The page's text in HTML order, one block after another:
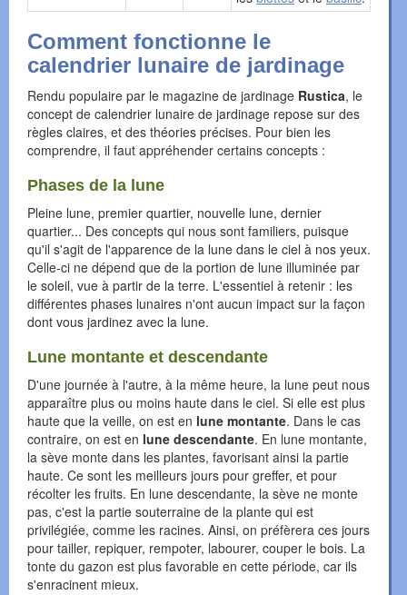
Comment fonctionne le
calendrier lunaire de jardinage
Rendu populaire par le magazine de jardinage Rustica, le
concept de calendrier lunaire de jardinage repose sur des
règles claires, et des théories précises. Pour bien les
comprendre, il faut appréhender certains concepts :
Phases de la lune
Pleine lune, premier quartier, nouvelle lune, dernier
quartier... Des concepts qui nous sont familiers, puisque
qu'il s'agit de l'apparence de la lune dans le ciel à nos yeux.
Celle-ci ne dépend que de la portion de lune illuminée par
le soleil, vue à partir de la terre. L'essentiel à retenir : les
différentes phases lunaires n'ont aucun impact sur la façon
dont vous jardinez avec la lune.
Lune montante et descendante
D'une journée à l'autre, à la même heure, la lune peut nous
apparaître plus ou moins haute dans le ciel. Si elle est plus
haute que la veille, on est en lune montante. Dans le cas
contraire, on est en lune descendante. En lune montante,
la sève monte dans les plantes, favorisant ainsi la partie
haute. Ce sont les meilleurs jours pour greffer, et pour
récolter les fruits. En lune descendante, la sève ne monte
pas, c'est la partie souterraine de la plante qui est
privilégiée, comme les racines. Ainsi, on préfèrera ces jours
pour tailler, repiquer, rempoter, labourer, couper le bois. La
tonte du gazon est plus favorable en cette période, car ils
s'enracinent mieux.